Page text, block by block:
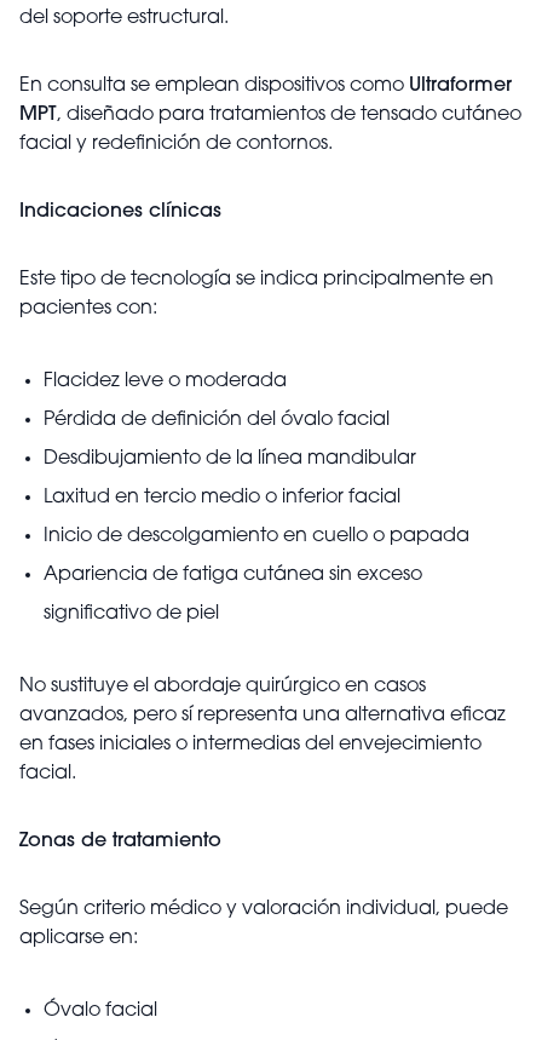
del soporte estructural.
En consulta se emplean dispositivos como Ultraformer
MPT , diseñado para tratamientos de tensado cutáneo
facial y redefinición de contornos.
Indicaciones clínicas
Este tipo de tecnología se indica principalmente en
pacientes con:
Flacidez leve o moderada
Pérdida de definición del óvalo facial
Desdibujamiento de la línea mandibular
Laxitud en tercio medio o inferior facial
Inicio de descolgamiento en cuello o papada
Apariencia de fatiga cutánea sin exceso
significativo de piel
No sustituye el abordaje quirúrgico en casos
avanzados, pero sí representa una alternativa eficaz
en fases iniciales o intermedias del envejecimiento
facial.
Zonas de tratamiento
Según criterio médico y valoración individual, puede
aplicarse en:
Óvalo facial